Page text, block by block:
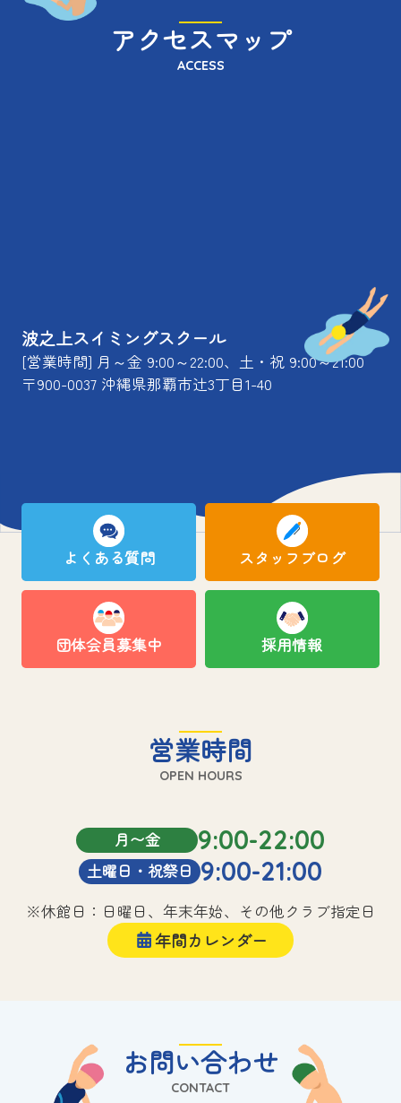
アクセスマップ
ACCESS
波之上スイミングスクール
[営業時間] 月～金 9:00～22:00、土・祝 9:00～21:00
〒900-0037 沖縄県那覇市辻3丁目1-40
よくある質問 スタッフブログ
団体会員募集中 採用情報
営業時間
OPEN HOURS
月〜金 9:00-22:00
土曜日・祝祭日 9:00-21:00
※休館日：日曜日、年末年始、その他クラブ指定日
年間カレンダー
お問い合わせ
CONTACT